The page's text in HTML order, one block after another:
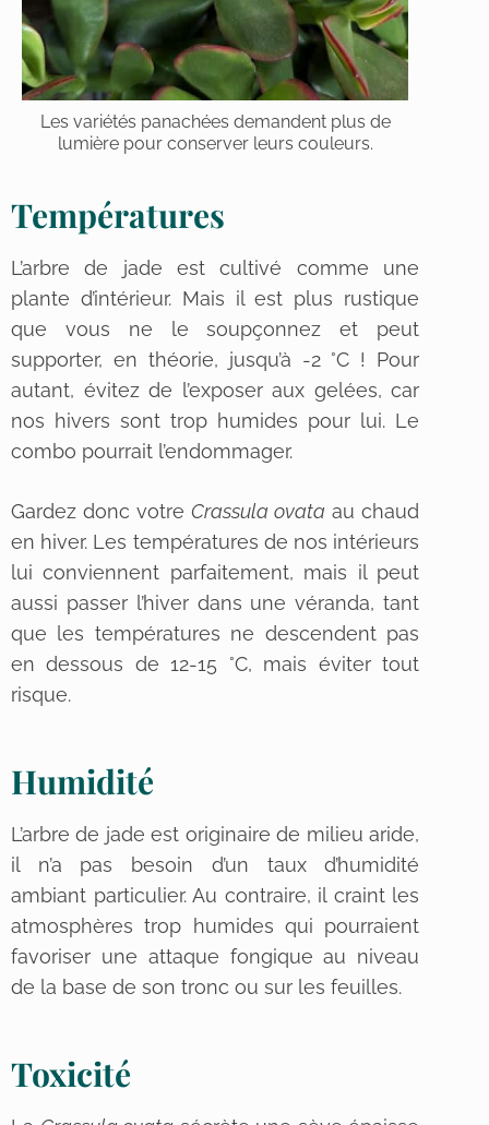
Les variétés panachées demandent plus de
lumière pour conserver leurs couleurs.
Températures
L’arbre de jade est cultivé comme une
plante d’intérieur. Mais il est plus rustique
que vous ne le soupçonnez et peut
supporter, en théorie, jusqu’à -2 °C ! Pour
autant, évitez de l’exposer aux gelées, car
nos hivers sont trop humides pour lui. Le
combo pourrait l’endommager.
Gardez donc votreCrassula ovata au chaud
en hiver. Les températures de nos intérieurs
lui conviennent parfaitement, mais il peut
aussi passer l’hiver dans une véranda, tant
que les températures ne descendent pas
en dessous de 12-15 °C, mais éviter tout
risque.
Humidité
L’arbre de jade est originaire de milieu aride,
il n’a pas besoin d’un taux d’humidité
ambiant particulier. Au contraire, il craint les
atmosphères trop humides qui pourraient
favoriser une attaque fongique au niveau
de la base de son tronc ou sur les feuilles.
Toxicité